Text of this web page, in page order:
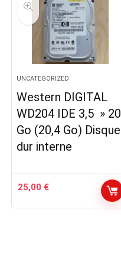
UNCATEGORIZED
Western DIGITAL
WD204 IDE 3,5 » 20
Go (20,4 Go) Disque
dur interne
25,00 €